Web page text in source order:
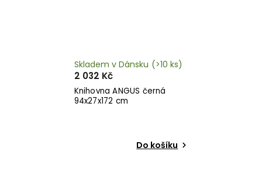
Knihovna ANGUS černá
94x27x172 cm
Skladem v Dánsku (>10 ks)
2 032 Kč
Do košíku